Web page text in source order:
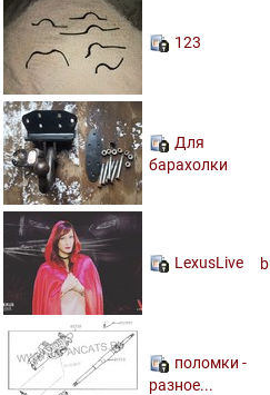
123
Для
барахолки
LexusLive
поломки -
разное...